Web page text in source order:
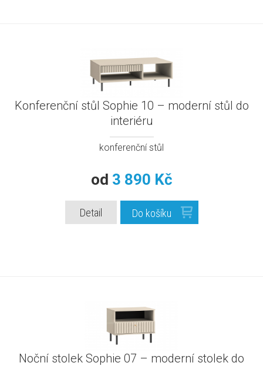
Konferenční stůl Sophie 10 – moderní stůl do
interiéru
konferenční stůl
od 3 890 Kč
Detail Do košíku
Noční stolek Sophie 07 – moderní stolek do